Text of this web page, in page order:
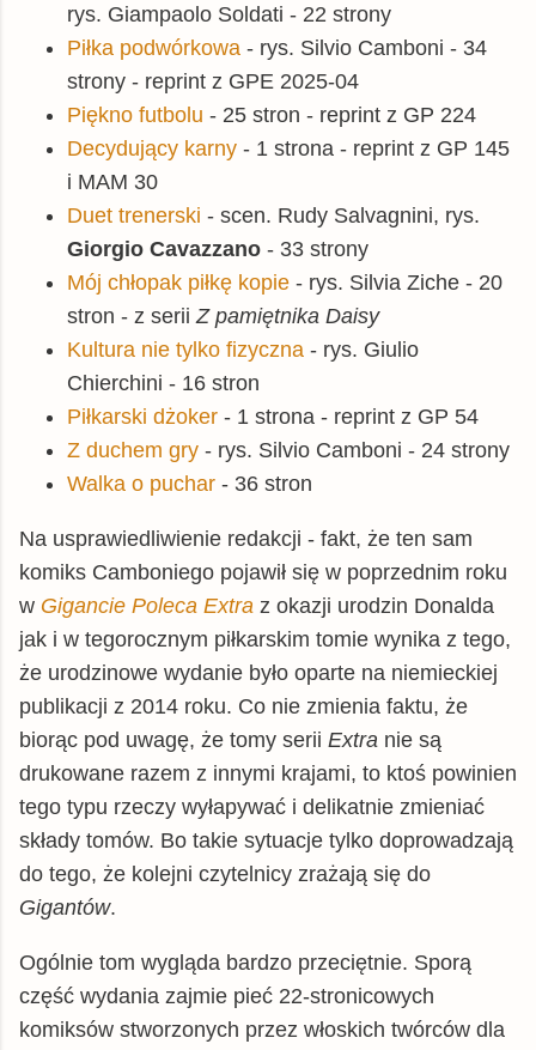
rys. Giampaolo Soldati - 22 strony
Piłka podwórkowa - rys. Silvio Camboni - 34
strony - reprint z GPE 2025-04
Piękno futbolu - 25 stron - reprint z GP 224
Decydujący karny - 1 strona - reprint z GP 145
i MAM 30
Duet trenerski - scen. Rudy Salvagnini, rys.
Giorgio Cavazzano - 33 strony
Mój chłopak piłkę kopie - rys. Silvia Ziche - 20
stron - z serii Z pamiętnika Daisy
Kultura nie tylko fizyczna - rys. Giulio
Chierchini - 16 stron
Piłkarski dżoker - 1 strona - reprint z GP 54
Z duchem gry - rys. Silvio Camboni - 24 strony
Walka o puchar - 36 stron
Na usprawiedliwienie redakcji - fakt, że ten sam
komiks Camboniego pojawił się w poprzednim roku
w Gigancie Poleca Extra z okazji urodzin Donalda
jak i w tegorocznym piłkarskim tomie wynika z tego,
że urodzinowe wydanie było oparte na niemieckiej
publikacji z 2014 roku. Co nie zmienia faktu, że
biorąc pod uwagę, że tomy serii Extra nie są
drukowane razem z innymi krajami, to ktoś powinien
tego typu rzeczy wyłapywać i delikatnie zmieniać
składy tomów. Bo takie sytuacje tylko doprowadzają
do tego, że kolejni czytelnicy zrażają się do
Gigantów.
Ogólnie tom wygląda bardzo przeciętnie. Sporą
część wydania zajmie pieć 22-stronicowych
komiksów stworzonych przez włoskich twórców dla